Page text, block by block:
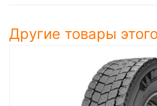
Другие товары